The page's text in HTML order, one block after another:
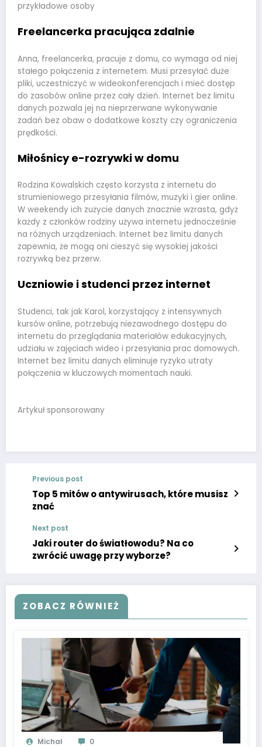
przykładowe osoby
Freelancerka pracująca zdalnie
Anna, freelancerka, pracuje z domu, co wymaga od niej
stałego połączenia z internetem. Musi przesyłać duże
pliki, uczestniczyć w wideokonferencjach i mieć dostęp
do zasobów online przez cały dzień. Internet bez limitu
danych pozwala jej na nieprzerwane wykonywanie
zadań bez obaw o dodatkowe koszty czy ograniczenia
prędkości.
Miłośnicy e-rozrywki w domu
Rodzina Kowalskich często korzysta z internetu do
strumieniowego przesyłania filmów, muzyki i gier online.
W weekendy ich zużycie danych znacznie wzrasta, gdyż
każdy z członków rodziny używa internetu jednocześnie
na różnych urządzeniach. Internet bez limitu danych
zapewnia, że mogą oni cieszyć się wysokiej jakości
rozrywką bez przerw.
Uczniowie i studenci przez internet
Studenci, tak jak Karol, korzystający z intensywnych
kursów online, potrzebują niezawodnego dostępu do
internetu do przeglądania materiałów edukacyjnych,
udziału w zajęciach wideo i przesyłania prac domowych.
Internet bez limitu danych eliminuje ryzyko utraty
połączenia w kluczowych momentach nauki.
Artykuł sponsorowany
Previous post
Top 5 mitów o antywirusach, które musisz
znać
Next post
Jaki router do światłowodu? Na co
zwrócić uwagę przy wyborze?
ZOBACZ RÓWNIEŻ
Michał 0